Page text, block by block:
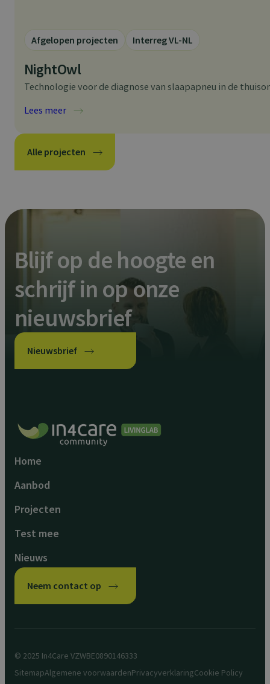
Afgelopen projecten Interreg VL-NL
NightOwl
Technologie voor de diagnose van slaapapneu in de
Lees meer:
Alle projecten
Blijf op de hoogte en
schrijf in op onze
nieuwsbrief
Nieuwsbrief
Home
Aanbod
Projecten
Test mee
Nieuws
Neem contact op
© 2025 In4Care VZWBE0890146333
SitemapAlgemene voorwaardenPrivacyverklaringCookie Policy